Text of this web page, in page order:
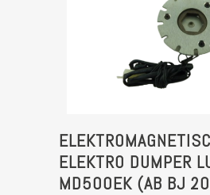
ELEKTRO DUMPER
MD500EK (AB BJ